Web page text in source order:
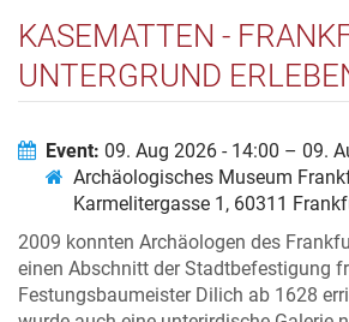
KASEMATTEN -
UNTERGRUND
Event: 09. Aug 2026 - 14:00 – 09.
Archäologisches Museum
Karmelitergasse 1, 60311
2009 konnten Archäologen des
einen Abschnitt der Stadtbefestigung
Festungsbaumeister Dilich ab 1628